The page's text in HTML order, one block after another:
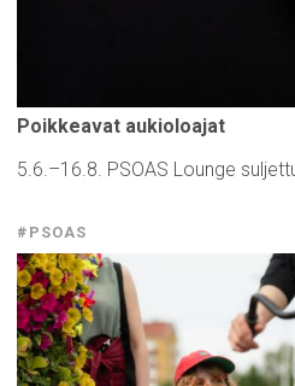
Poikkeavat aukioloajat
5.6.–16.8. PSOAS Lounge
#PSOAS